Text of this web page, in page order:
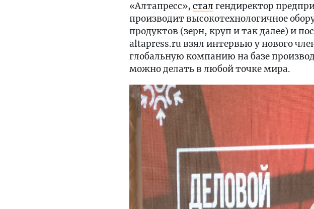
«Алтапресс», стал гендиректор
производит высокотехнологичное
продуктов (зерн, круп и так далее) и
altapress.ru взял интервью у нового
глобальную компанию на базе
можно делать в любой точке мира.